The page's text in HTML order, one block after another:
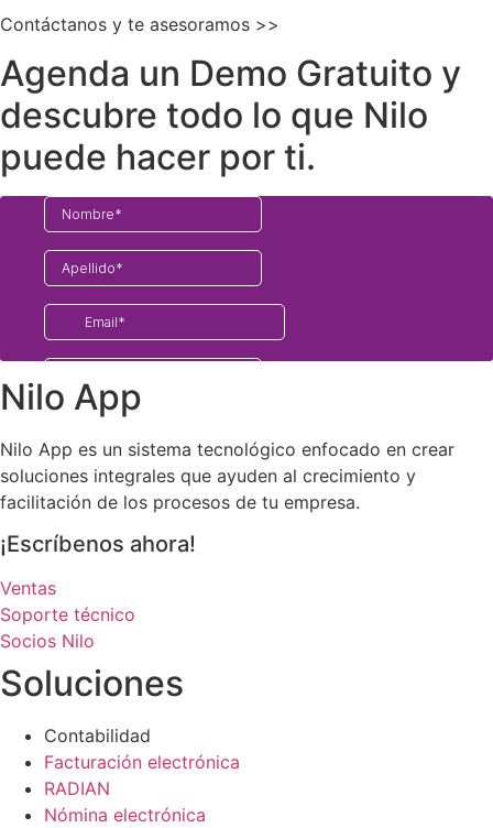
Contáctanos y te asesoramos >>
Agenda un Demo Gratuito y
descubre todo lo que Nilo
puede hacer por ti.
Nilo App
Nilo App es un sistema tecnológico enfocado en crear
soluciones integrales que ayuden al crecimiento y
facilitación de los procesos de tu empresa.
¡Escríbenos ahora!
Ventas
Soporte técnico
Socios Nilo
Soluciones
Contabilidad
Facturación electrónica
RADIAN
Nómina electrónica